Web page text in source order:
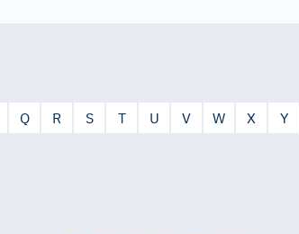
Q R S T U V W X Y